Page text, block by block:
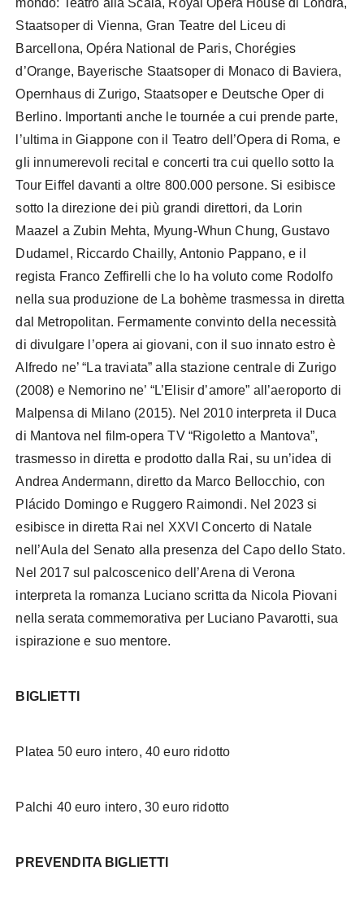
mondo: Teatro alla Scala, Royal Opera House di Londra,
Staatsoper di Vienna, Gran Teatre del Liceu di
Barcellona, Opéra National de Paris, Chorégies
d’Orange, Bayerische Staatsoper di Monaco di Baviera,
Opernhaus di Zurigo, Staatsoper e Deutsche Oper di
Berlino. Importanti anche le tournée a cui prende parte,
l’ultima in Giappone con il Teatro dell’Opera di Roma, e
gli innumerevoli recital e concerti tra cui quello sotto la
Tour Eiffel davanti a oltre 800.000 persone. Si esibisce
sotto la direzione dei più grandi direttori, da Lorin
Maazel a Zubin Mehta, Myung-Whun Chung, Gustavo
Dudamel, Riccardo Chailly, Antonio Pappano, e il
regista Franco Zeffirelli che lo ha voluto come Rodolfo
nella sua produzione de La bohème trasmessa in diretta
dal Metropolitan. Fermamente convinto della necessità
di divulgare l’opera ai giovani, con il suo innato estro è
Alfredo ne’ “La traviata” alla stazione centrale di Zurigo
(2008) e Nemorino ne’ “L’Elisir d’amore” all’aeroporto di
Malpensa di Milano (2015). Nel 2010 interpreta il Duca
di Mantova nel film-opera TV “Rigoletto a Mantova”,
trasmesso in diretta e prodotto dalla Rai, su un’idea di
Andrea Andermann, diretto da Marco Bellocchio, con
Plácido Domingo e Ruggero Raimondi. Nel 2023 si
esibisce in diretta Rai nel XXVI Concerto di Natale
nell’Aula del Senato alla presenza del Capo dello Stato.
Nel 2017 sul palcoscenico dell’Arena di Verona
interpreta la romanza Luciano scritta da Nicola Piovani
nella serata commemorativa per Luciano Pavarotti, sua
ispirazione e suo mentore.
BIGLIETTI
Platea 50 euro intero, 40 euro ridotto
Palchi 40 euro intero, 30 euro ridotto
PREVENDITA BIGLIETTI